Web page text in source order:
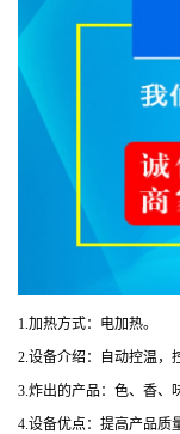
1.加热方式：电加热。
2.设备介绍：自动控温，
3.炸出的产品：色、香、
4.设备优点：提高产品质